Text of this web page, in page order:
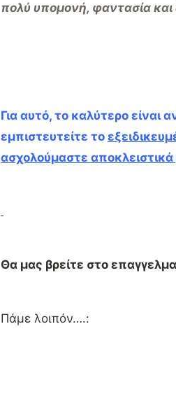
πολύ υπομονή, φαντασία και
Για αυτό, το καλύτερο είναι
εμπιστευτείτε το
ασχολούμαστε
Θα μας βρείτε στο
Πάμε λοιπόν….: